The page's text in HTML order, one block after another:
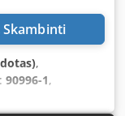
Skambinti
,
90996-1,
Typ RHC /